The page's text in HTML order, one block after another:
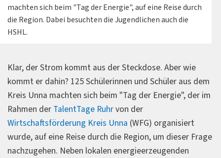
machten sich beim "Tag der Energie", auf eine Reise durch
die Region. Dabei besuchten die Jugendlichen auch die
HSHL.
Klar, der Strom kommt aus der Steckdose. Aber wie
kommt er dahin? 125 Schülerinnen und Schüler aus dem
Kreis Unna machten sich beim "Tag der Energie", der im
Rahmen der TalentTage Ruhrvon der
Wirtschaftsförderung Kreis Unna (WFG) organisiert
wurde, auf eine Reise durch die Region, um dieser Frage
nachzugehen. Neben lokalen energieerzeugenden